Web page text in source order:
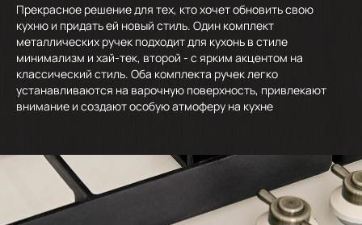
Прекрасное решение для тех, кто хочет обновить свою
кухню и придать ей новый стиль. Один комплект
металлических ручек подходит для кухонь в стиле
минимализм и хай-тек, второй - с ярким акцентом на
классический стиль. Оба комплекта ручек легко
устанавливаются на варочную поверхность, привлекают
внимание и создают особую атмоферу на кухне